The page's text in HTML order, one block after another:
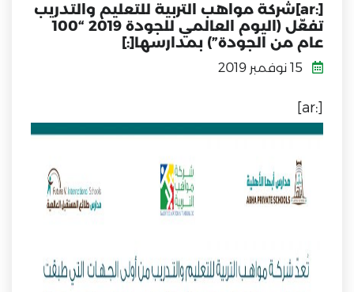
[:ar]شركة مواهب التربية للتعليم والتدريب
تفعّل (اليوم العالمي للجودة 2019 “100
عام من الجودة”) بمدارسها[:]
[:ar]